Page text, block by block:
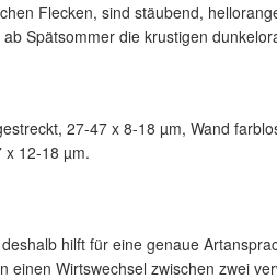
Flecken, sind stäubend,
Spätsommer die krustigen
27-47 x 8-18 µm, Wand
x 12-18 µm.
hilft für eine genaue
einen Wirtswechsel zwischen zwei